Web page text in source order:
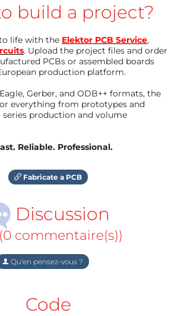
build a project?
life with the Elektor PCB Service,
. Upload the project files and order
PCBs or assembled boards
production platform.
Gerber, and ODB++ formats, the
everything from prototypes and
production and volume
Reliable. Professional.
Fabricate a PCB
Discussion
(0 commentaire(s))
Qu'en pensez-vous ?
Code